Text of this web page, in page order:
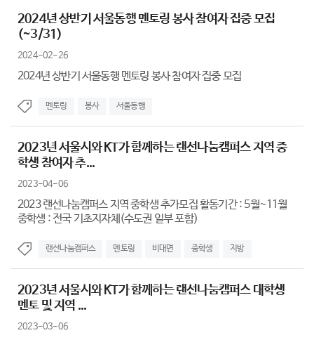
2024년 상반기 서울동행 멘토링 봉사 참여자 집중 모집
(~3/31)
2024-02-26
2024년 상반기 서울동행 멘토링 봉사 참여자 집중 모집
멘토링 봉사 서울동행
2023년 서울시와 KT가 함께하는 랜선나눔캠퍼스 지역 중
학생 참여자 추...
2023-04-06
2023 랜선나눔캠퍼스 지역 중학생 추가모집 활동기간 : 5월~11월
중학생 : 전국 기초지자체(수도권 일부 포함)
랜선나눔캠퍼스 멘토링 비대면 중학생 지방
2023년 서울시와 KT가 함께하는 랜선나눔캠퍼스 대학생
멘토 및 지역 ...
2023-03-06